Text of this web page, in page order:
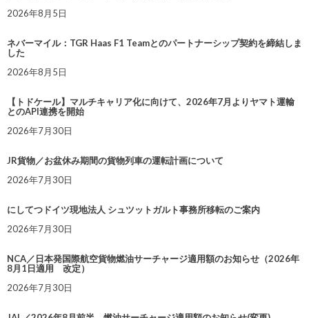
2026年8月5日
ネバーマイル：TGR Haas F1 Teamとのパートナーシップ契約を締結しま
した
2026年8月5日
【トドケール】マルチキャリア化に向けて、2026年7月よりヤマト運輸
とのAPI連携を開始
2026年7月30日
JR貨物／お盆休み期間の貨物列車の運転計画について
2026年7月30日
にしてつドイツ現地法人 シュツットガルト事務所移転のご案内
2026年7月30日
NCA／日本発国際航空貨物燃油サーチャージ適用額のお知らせ（2026年
8月1日適用 改定）
2026年7月30日